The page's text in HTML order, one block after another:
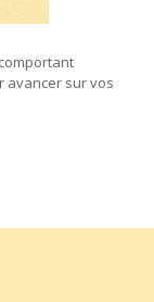
avancer sur vos